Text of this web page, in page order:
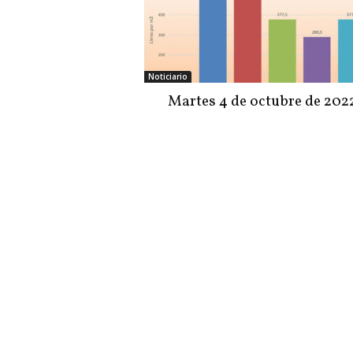
Noticiario
Martes 4 de octubre de